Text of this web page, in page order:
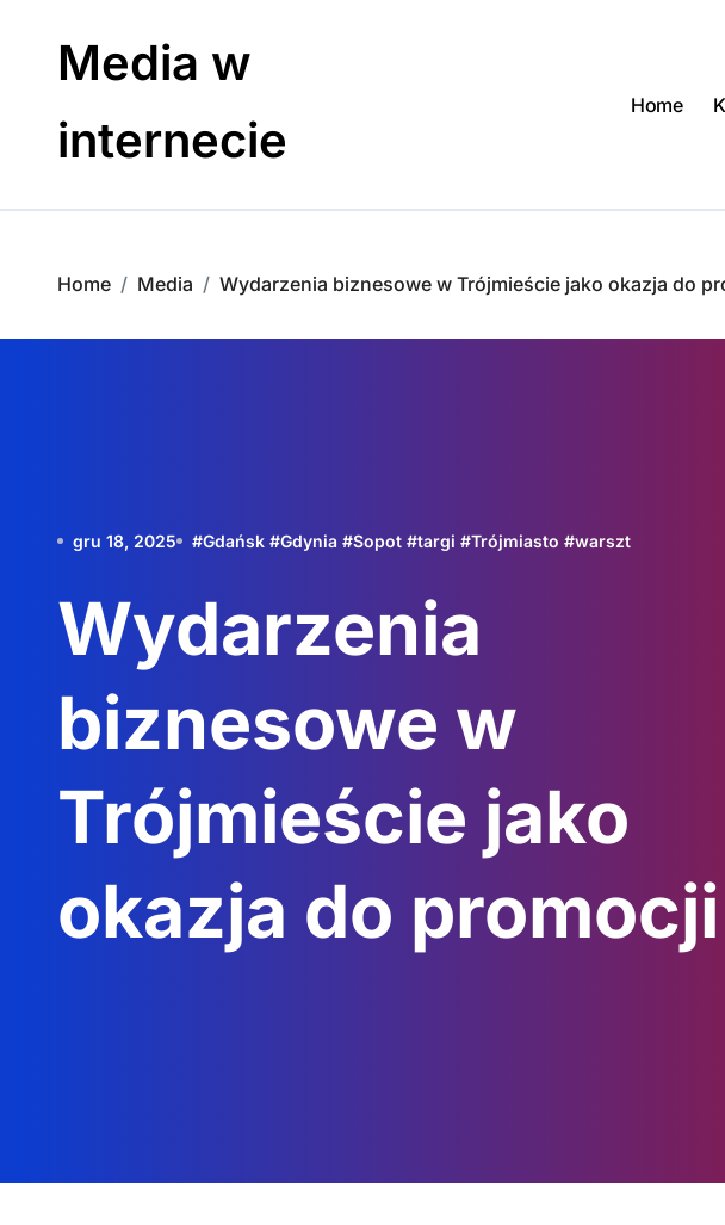
Media w
internecie
Home
Home Media Wydarzenia biznesowe w Trójmieście jako okazja do
gru 18, 2025 #Gdańsk #Gdynia #Sopot #targi #Trójmiasto #warszt
Wydarzenia
biznesowe w
Trójmieście jako
okazja do promocji